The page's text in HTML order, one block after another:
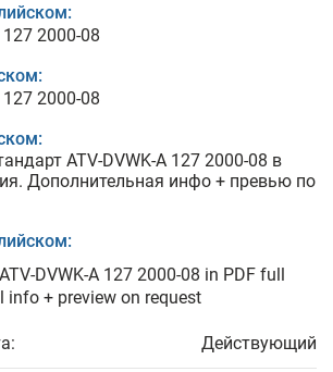
127 2000-08
127 2000-08
ATV-DVWK-A 127 2000-08 в
Дополнительная инфо + превью по
DVWK-A 127 2000-08 in PDF full
info + preview on request
Действующий